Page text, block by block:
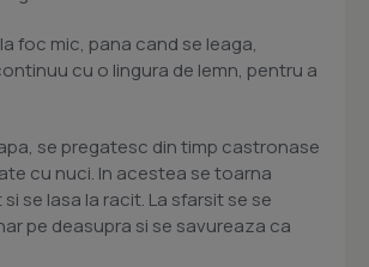
foc mic, pana cand se leaga,
cu o lingura de lemn, pentru a
se pregatesc din timp castronase
cu nuci. In acestea se toarna
se lasa la racit. La sfarsit se se
pe deasupra si se savureaza ca